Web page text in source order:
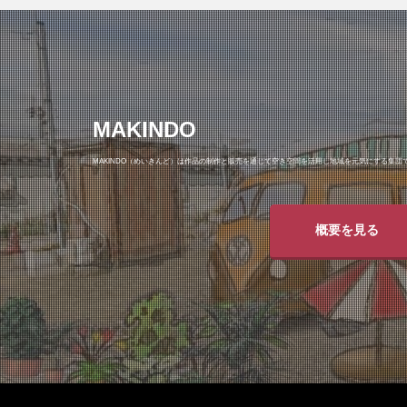
MAKINDO
MAKINDO（めいきんど）は作品の制作と販売を通じて空き空間を活用し地域を元気にする集団
概要を見る